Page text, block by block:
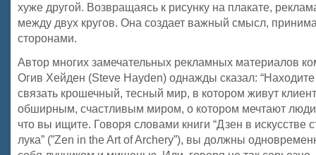
хуже другой. Возвращаясь к рисунку на плакате,
между двух кругов. Она создает важный смысл,
сторонами.
Автор многих замечательных рекламных материалов
Огив Хейден (Steve Hayden) однажды сказал:
связать крошечный, тесный мир, в котором живут
обширным, счастливым миром, о котором мечтают
что вы ищите. Говоря словами книги “Дзен в искусстве
лука” (”Zen in the Art of Archery”), вы должны